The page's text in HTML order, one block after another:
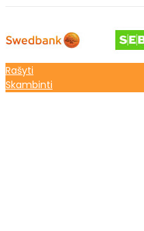
Rašyti
Skambinti